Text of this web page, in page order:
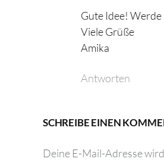
Gute Idee!
Viele Grüße
Amika
Antworten
SCHREIBE EINEN
Deine E-Mail-Adresse